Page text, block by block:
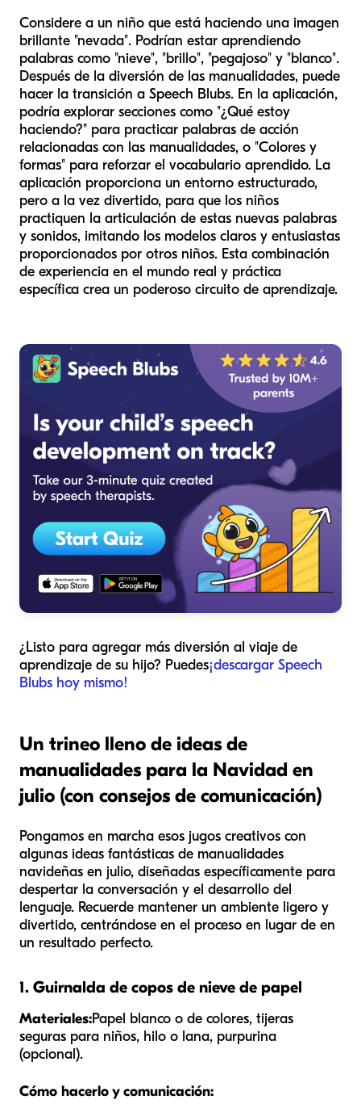
Considere a un niño que está haciendo una imagen
brillante "nevada". Podrían estar aprendiendo
palabras como "nieve", "brillo", "pegajoso" y "blanco".
Después de la diversión de las manualidades, puede
hacer la transición a Speech Blubs. En la aplicación,
podría explorar secciones como "¿Qué estoy
haciendo?" para practicar palabras de acción
relacionadas con las manualidades, o "Colores y
formas" para reforzar el vocabulario aprendido. La
aplicación proporciona un entorno estructurado,
pero a la vez divertido, para que los niños
practiquen la articulación de estas nuevas palabras
y sonidos, imitando los modelos claros y entusiastas
proporcionados por otros niños. Esta combinación
de experiencia en el mundo real y práctica
específica crea un poderoso circuito de aprendizaje.
¿Listo para agregar más diversión al viaje de
aprendizaje de su hijo? Puedes¡descargar Speech
Blubs hoy mismo!
Un trineo lleno de ideas de
manualidades para la Navidad en
julio (con consejos de comunicación)
Pongamos en marcha esos jugos creativos con
algunas ideas fantásticas de manualidades
navideñas en julio, diseñadas específicamente para
despertar la conversación y el desarrollo del
lenguaje. Recuerde mantener un ambiente ligero y
divertido, centrándose en el proceso en lugar de en
un resultado perfecto.
1. Guirnalda de copos de nieve de papel
Materiales:Papel blanco o de colores, tijeras
seguras para niños, hilo o lana, purpurina
(opcional).
Cómo hacerlo y comunicación: